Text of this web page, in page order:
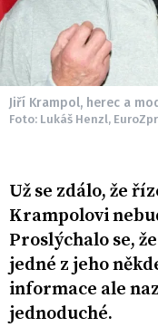
Jiří Krampol, herec a
Foto: Lukáš Henzl,
Už se zdálo, že
Krampolovi
Proslýchalo se,
jedné z jeho
informace ale
jednoduché.